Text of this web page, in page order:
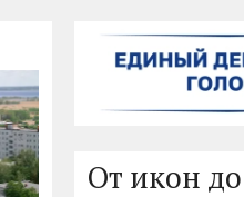
От икон